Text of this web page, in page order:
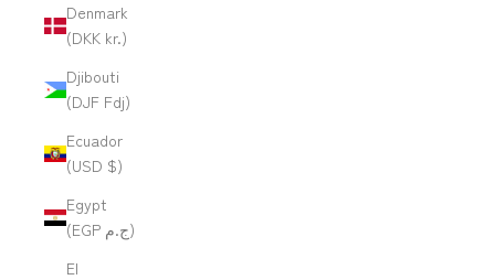
Denmark
(DKK kr.)
Djibouti
(DJF Fdj)
Ecuador
(USD $)
Egypt
(EGP ج.م)
El